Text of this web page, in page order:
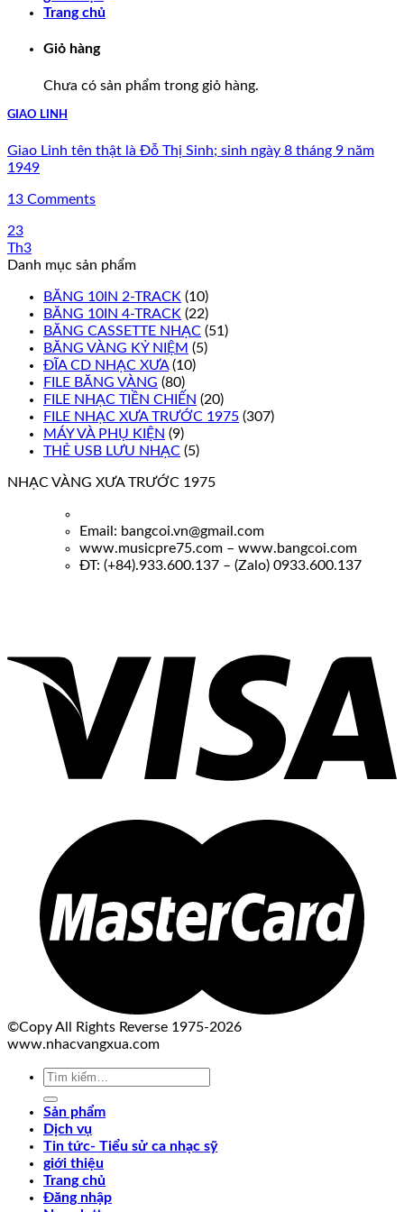
Trang chủ
Giỏ hàng
Chưa có sản phẩm trong giỏ hàng.
GIAO LINH
Giao Linh tên thật là Đỗ Thị Sinh; sinh ngày 8 tháng 9 năm
1949
13 Comments
23
Th3
Danh mục sản phẩm
BĂNG 10IN 2-TRACK (10)
BĂNG 10IN 4-TRACK (22)
BĂNG CASSETTE NHẠC (51)
BĂNG VÀNG KỶ NIỆM (5)
ĐĨA CD NHẠC XƯA (10)
FILE BĂNG VÀNG (80)
FILE NHẠC TIỀN CHIẾN (20)
FILE NHẠC XƯA TRƯỚC 1975 (307)
MÁY VÀ PHỤ KIỆN (9)
THẺ USB LƯU NHẠC (5)
NHẠC VÀNG XƯA TRƯỚC 1975
Email: bangcoi.vn@gmail.com
www.musicpre75.com – www.bangcoi.com
ĐT: (+84).933.600.137 – (Zalo) 0933.600.137
©Copy All Rights Reverse 1975-2026
www.nhacvangxua.com
Tìm
Sản phẩm
Dịch vụ
Tin tức- Tiểu sử ca nhạc sỹ
giới thiệu
Trang chủ
Đăng nhập